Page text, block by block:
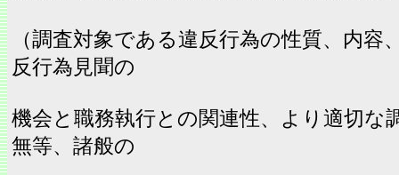
（調査対象である違反行為の性質、内容
反行為見聞の
機会と職務執行との関連性、より適切な
無等、諸般の